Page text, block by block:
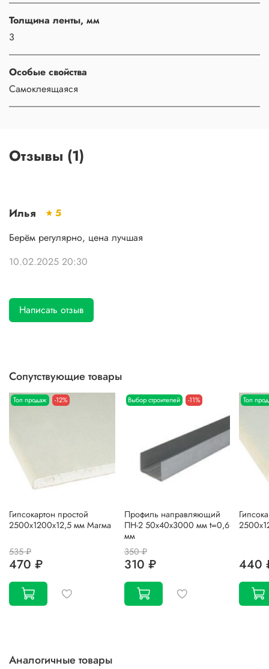
Толщина ленты, мм
3
Особые свойства
Самоклеящаяся
Отзывы (1)
Илья
5
Берём регулярно, цена лучшая
10.02.2025 20:30
Написать отзыв
Сопутствующие товары
Топ продаж -12%
Гипсокартон простой
2500х1200х12,5 мм Магма
535 ₽
470 ₽
Выбор строителей -11%
Профиль направляющий
ПН-2 50х40х3000 мм t=0,6
мм
350 ₽
310 ₽
Топ
440
Аналогичные товары